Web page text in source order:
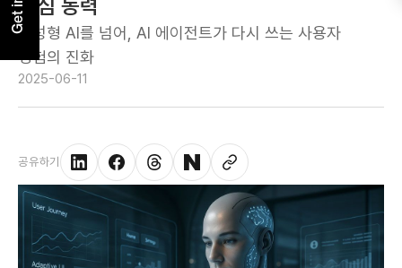
핵심 동력
생성형 AI를 넘어, AI 에이전트가 다시 쓰는 사용자
경험의 진화
2025-06-11
공유하기